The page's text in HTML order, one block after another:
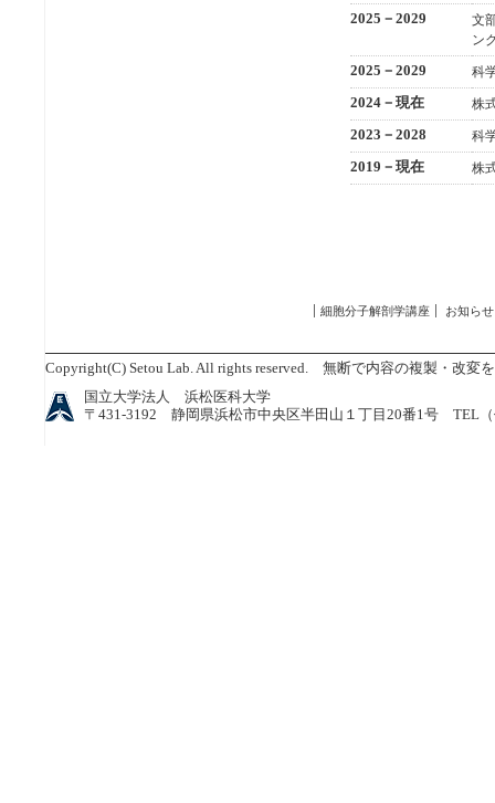
2025－2029
文
ン
2025－2029 科
2024－現在 株
2023－2028 科
2019－現在 株
細胞分子解剖学講座 お知らせ
Copyright(C) Setou Lab. All rights reserved. 無断で内容の複製・改変
国立大学法人 浜松医科大学
〒431-3192 静岡県浜松市中央区半田山１丁目20番1号 TEL（